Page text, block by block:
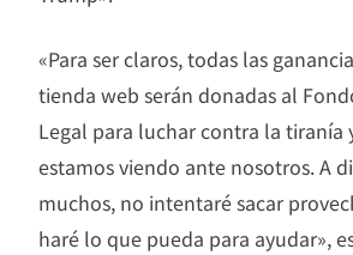
«Para ser claros, todas las
tienda web serán donadas al
Legal para luchar contra la tiranía
estamos viendo ante nosotros. A
muchos, no intentaré sacar
haré lo que pueda para ayudar»,